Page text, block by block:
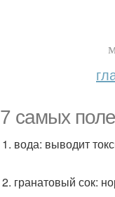
7 самых
1. вода: выводит
2. гранатовый сок: